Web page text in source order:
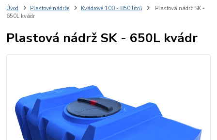
Úvod Plastové nádrže Kvádrové 100 - 850 litrů
Plastová nádrž SK -
650L kvádr
Plastová nádrž SK - 650L kvádr